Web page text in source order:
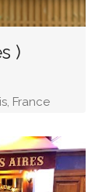
)
France